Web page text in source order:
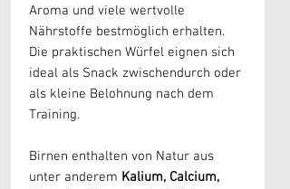
Aroma und viele wertvolle
Nährstoffe bestmöglich erhalten.
Die praktischen Würfel eignen sich
ideal als Snack zwischendurch oder
als kleine Belohnung nach dem
Training.
Birnen enthalten von Natur aus
unter anderem Kalium, Calcium,